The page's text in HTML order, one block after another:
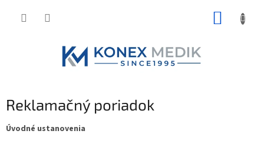
Reklamačný poriadok
Úvodné ustanovenia